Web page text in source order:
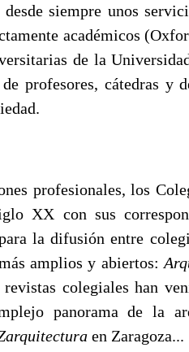
desde siempre unos
académicos
de la
profesores, cátedras y
profesionales, los
XX con sus
la difusión entre
amplios y abiertos:
colegiales han
panorama de la
en Zaragoza...